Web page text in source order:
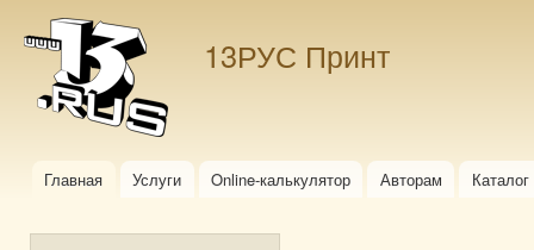
13РУС Принт
Главное меню
Главная Услуги Online-калькулятор Авторам